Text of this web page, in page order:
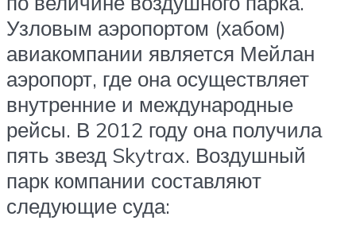
Узловым аэропортом (хабом)
авиакомпании является Мейлан
аэропорт, где она осуществляет
внутренние и международные
рейсы. В 2012 году она получила
пять звезд Skytrax. Воздушный
парк компании составляют
следующие суда: